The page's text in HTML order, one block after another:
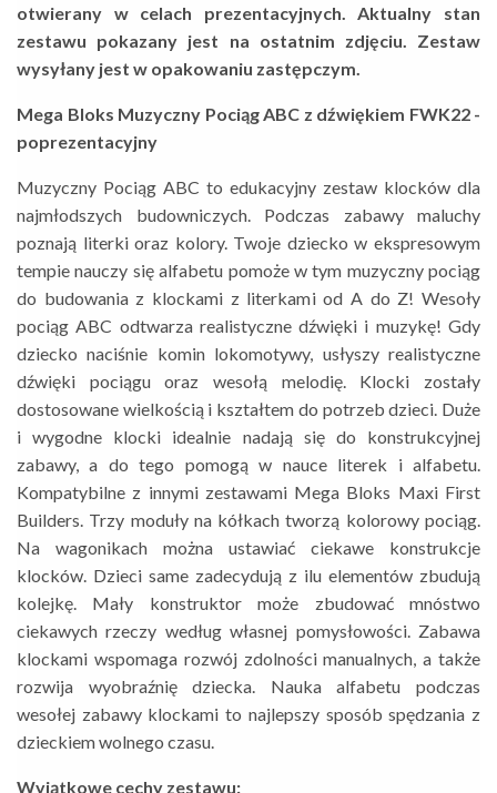
otwierany w celach prezentacyjnych. Aktualny stan
zestawu pokazany jest na ostatnim zdjęciu. Zestaw
wysyłany jest w opakowaniu zastępczym.
Mega Bloks Muzyczny Pociąg ABC z dźwiękiem FWK22 -
poprezentacyjny
Muzyczny Pociąg ABC to edukacyjny zestaw klocków dla
najmłodszych budowniczych. Podczas zabawy maluchy
poznają literki oraz kolory. Twoje dziecko w ekspresowym
tempie nauczy się alfabetu pomoże w tym muzyczny pociąg
do budowania z klockami z literkami od A do Z! Wesoły
pociąg ABC odtwarza realistyczne dźwięki i muzykę! Gdy
dziecko naciśnie komin lokomotywy, usłyszy realistyczne
dźwięki pociągu oraz wesołą melodię. Klocki zostały
dostosowane wielkością i kształtem do potrzeb dzieci. Duże
i wygodne klocki idealnie nadają się do konstrukcyjnej
zabawy, a do tego pomogą w nauce literek i alfabetu.
Kompatybilne z innymi zestawami Mega Bloks Maxi First
Builders. Trzy moduły na kółkach tworzą kolorowy pociąg.
Na wagonikach można ustawiać ciekawe konstrukcje
klocków. Dzieci same zadecydują z ilu elementów zbudują
kolejkę. Mały konstruktor może zbudować mnóstwo
ciekawych rzeczy według własnej pomysłowości. Zabawa
klockami wspomaga rozwój zdolności manualnych, a także
rozwija wyobraźnię dziecka. Nauka alfabetu podczas
wesołej zabawy klockami to najlepszy sposób spędzania z
dzieckiem wolnego czasu.
Wyjątkowe cechy zestawu: